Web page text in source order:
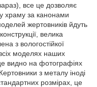
все це дозволяє
храму за канонами
жертовників йдуть
велика
з вологостійкої
моделях наших
видно на фотографіях
з металу іноді
розмірах, це